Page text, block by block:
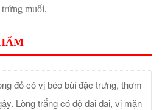
muối.
đỏ có vị béo bùi đặc trưng, thơm
Lòng trắng có độ dai dai, vị mặn